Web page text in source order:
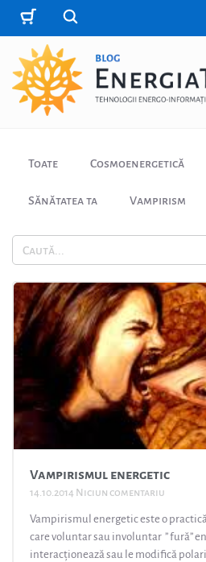
Toate Cosmoenergetică
Sănătatea ta Vampirism
Vampirismul energetic
14.10.2014 Niciun comentariu
Vampirismul energetic este o
care voluntar sau involuntar ” fură”
interacționează sau le modifică